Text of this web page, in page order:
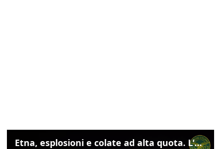
Etna, esplosioni e colate ad alta quota. L'aeroporto di Catania verso la normalità